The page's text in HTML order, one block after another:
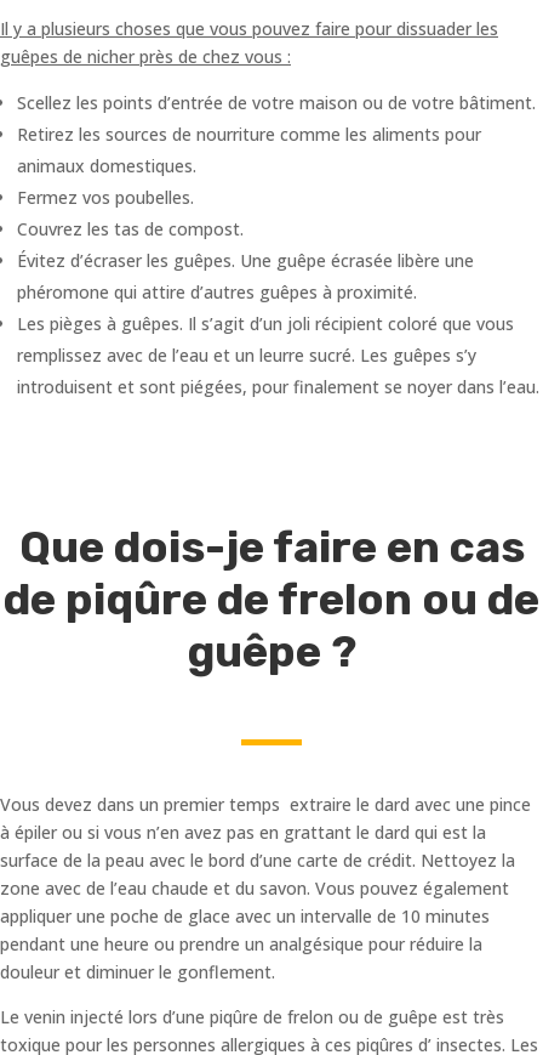
Il y a plusieurs choses que vous pouvez faire pour dissuader les
guêpes de nicher près de chez vous :
Scellez les points d’entrée de votre maison ou de votre bâtiment.
Retirez les sources de nourriture comme les aliments pour
animaux domestiques.
Fermez vos poubelles.
Couvrez les tas de compost.
Évitez d’écraser les guêpes. Une guêpe écrasée libère une
phéromone qui attire d’autres guêpes à proximité.
Les pièges à guêpes. Il s’agit d’un joli récipient coloré que vous
remplissez avec de l’eau et un leurre sucré. Les guêpes s’y
introduisent et sont piégées, pour finalement se noyer dans l’eau.
Que dois-je faire en cas
de piqûre de frelon ou de
guêpe ?
Vous devez dans un premier temps extraire le dard avec une pince
à épiler ou si vous n’en avez pas en grattant le dard qui est la
surface de la peau avec le bord d’une carte de crédit. Nettoyez la
zone avec de l’eau chaude et du savon. Vous pouvez également
appliquer une poche de glace avec un intervalle de 10 minutes
pendant une heure ou prendre un analgésique pour réduire la
douleur et diminuer le gonflement.
Le venin injecté lors d’une piqûre de frelon ou de guêpe est très
toxique pour les personnes allergiques à ces piqûres d’ insectes. Les